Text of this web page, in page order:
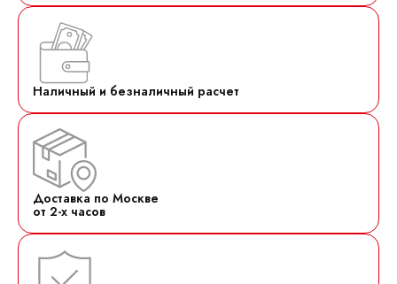
Наличный и безналичный расчет
Доставка по Москве
от 2-х часов